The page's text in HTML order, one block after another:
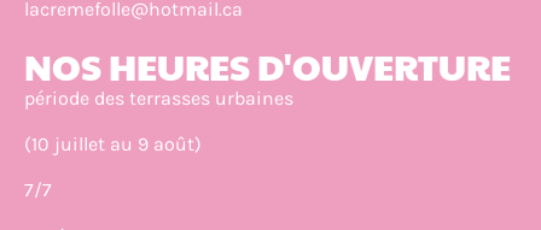
lacremefolle@hotmail.ca
NOS HEURES D'OUVERTURE
période des terrasses urbaines
(10 juillet au 9 août)
7/7